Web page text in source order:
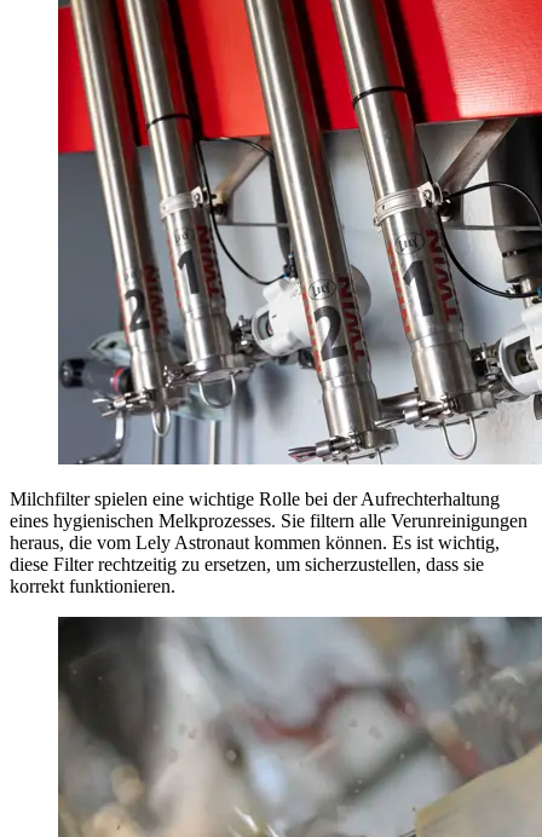
Milchfilter spielen eine wichtige Rolle bei der Aufrechterhaltung
eines hygienischen Melkprozesses. Sie filtern alle Verunreinigungen
heraus, die vom Lely Astronaut kommen können. Es ist wichtig,
diese Filter rechtzeitig zu ersetzen, um sicherzustellen, dass sie
korrekt funktionieren.